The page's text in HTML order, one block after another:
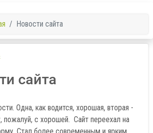
Новости сайта
сайта
Одна, как водится, хорошая, вторая -
пожалуй, с хорошей. Сайт переехал на